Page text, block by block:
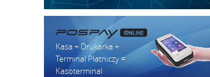
Kasa + Drukarka +
Terminal Płatniczy =
Kasoterminal